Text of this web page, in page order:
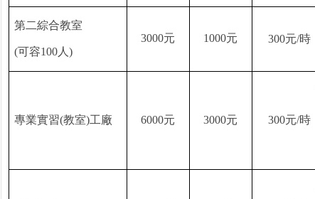
第二綜合教室
(可容100人 )
3000元 1000元 300元/時
專業實習(教室)工廠 6000元 3000元 300元/時